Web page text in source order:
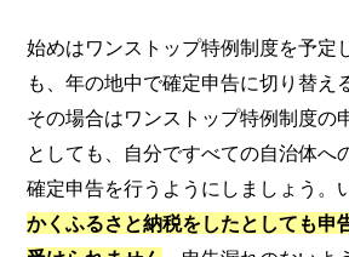
始めはワンストップ特例制度を予定
も、年の地中で確定申告に切り替え
その場合はワンストップ特例制度の
としても、自分ですべての自治体へ
確定申告を行うようにしましょう。
かくふるさと納税をしたとしても申